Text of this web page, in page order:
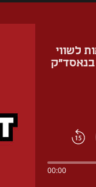
לשווי
00:00